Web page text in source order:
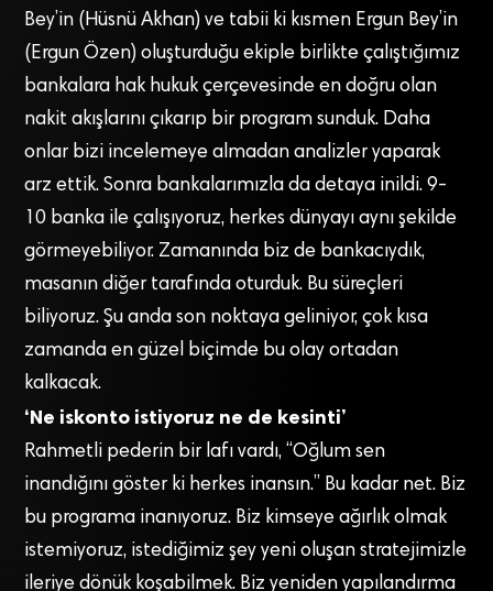
Bey’in (Hüsnü Akhan) ve tabii ki kısmen Ergun Bey’in
(Ergun Özen) oluşturduğu ekiple birlikte çalıştığımız
bankalara hak hukuk çerçevesinde en doğru olan
nakit akışlarını çıkarıp bir program sunduk. Daha
onlar bizi incelemeye almadan analizler yaparak
arz ettik. Sonra bankalarımızla da detaya inildi. 9-
10 banka ile çalışıyoruz, herkes dünyayı aynı şekilde
görmeyebiliyor. Zamanında biz de bankacıydık,
masanın diğer tarafında oturduk. Bu süreçleri
biliyoruz. Şu anda son noktaya geliniyor, çok kısa
zamanda en güzel biçimde bu olay ortadan
kalkacak.
‘Ne iskonto istiyoruz ne de kesinti’
Rahmetli pederin bir lafı vardı, “Oğlum sen
inandığını göster ki herkes inansın.” Bu kadar net. Biz
bu programa inanıyoruz. Biz kimseye ağırlık olmak
istemiyoruz, istediğimiz şey yeni oluşan stratejimizle
ileriye dönük koşabilmek. Biz yeniden yapılandırma